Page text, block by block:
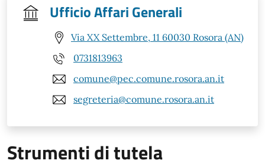
Ufficio Affari Generali
Via XX Settembre, 11 60030 Rosora (AN)
0731813963
comune@pec.comune.rosora.an.it
segreteria@comune.rosora.an.it
Strumenti di tutela